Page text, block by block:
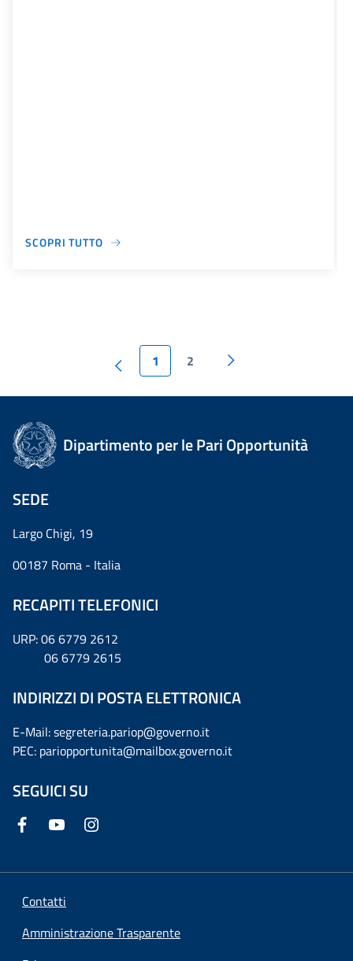
SCOPRI TUTTO
1 2
Dipartimento per le Pari Opportunità
SEDE
Largo Chigi, 19
00187 Roma - Italia
RECAPITI TELEFONICI
URP: 06 6779 2612
06 6779 2615
INDIRIZZI DI POSTA ELETTRONICA
E-Mail: segreteria.pariop@governo.it
PEC: pariopportunita@mailbox.governo.it
SEGUICI SU
Contatti
Amministrazione Trasparente